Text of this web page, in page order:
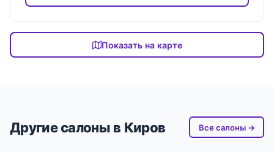
Показать на карте
Другие салоны в Киров Все салоны →